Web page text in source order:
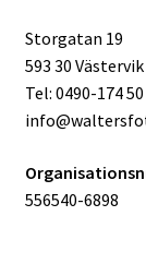
Walters
Storgatan 19
593 30 Västervik
Tel: 0490-174 50
556540-6898